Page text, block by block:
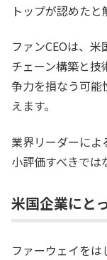
トップが認めたと
ファンCEOは、
チェーン構築と
争力を損なう可能
えます。
業界リーダーに
小評価すべきでは
米国企業にと
ファーウェイをは